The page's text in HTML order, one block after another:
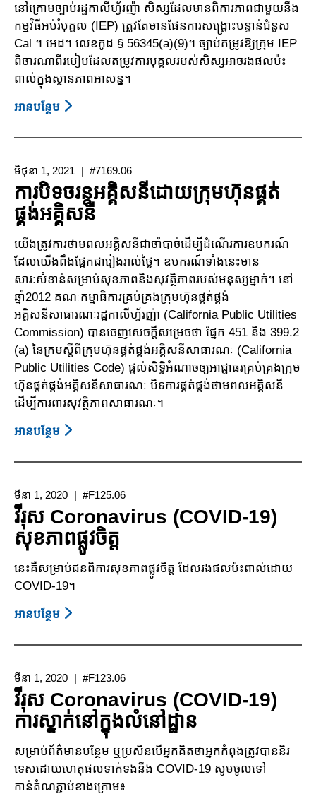
នៅក្រោមច្បាប់រដ្ឋកាលីហ្វ័រញ៉ា សិស្សដែលមានពិការភាពជាមួយនឹង
កម្មវិធីអប់រំបុគ្គល (IEP) ត្រូវតែមានផែនការសង្គ្រោះបន្ទាន់ជំនួស
Cal ។ អេដ។ លេខកូដ § 56345(a)(9)។ ច្បាប់តម្រូវឱ្យក្រុម IEP
ពិចារណាពីរបៀបដែលតម្រូវការបុគ្គលរបស់សិស្សអាចរងផលប៉ះ
ពាល់ក្នុងស្ថានភាពអាសន្ន។
អាន​បន្ថែម About
សង្គ្រោះ
សម្រាប់
IEPs
មិថុនា 1, 2021 #7169.06
ការបិទចរន្តអគ្គិសនីដោយក្រុមហ៊ុនផ្គត់
ផ្គង់អគ្គិសនី
យើងត្រូវការថាមពលអគ្គិសនីជាចាំបាច់ដើម្បីដំណើរការឧបករណ៍
ដែល​យើង​ពឹងផ្អែកជារៀងរាល់ថ្ងៃ។ ឧបករណ៍ទាំងនេះមាន
សារៈសំខាន់សម្រាប់សុខភា​ព​​​និងសុវត្ថិភាពរបស់​មនុស្សម្នាក់។ នៅ
ឆ្នាំ2012 គណៈកម្មាធិការគ្រប់គ្រងក្រុមហ៊ុ​នផ្គត់ផ្គង់
អគ្គិសនីសាធារណៈរដ្ឋកាលីហ្វ័រញ៉ា​ (California Public Utilities
Commission) បានចេញសេចក្ដីសម្រេចថា ផ្នែក 451 និង 399.2
(a) នៃក្រមស្ដីពី​ក្រុមហ៊ុនផ្គត់ផ្គង់អគ្គិសនី​សាធារណៈ (California
Public Utilities Code) ផ្ដល់សិទ្ធិអំណាចឲ្យអាជ្ញាធរគ្រប់គ្រង​ក្រុម
ហ៊ុនផ្គត់ផ្គង់អគ្គិសនីសាធារ​ណៈ បិទការផ្គត់ផ្គង់ថាមពលអគ្គិសនី​
ដើម្បីការពារសុវត្ថិភាពសាធារណៈ។
អាន​បន្ថែម About
ចរន្ត
ដោយ
ក្រុម
ហ៊ុន
ផ្គង់
អគ្គិសនី
មីនា 1, 2020 #F125.06
វីរុស Coronavirus (COVID-19)
សុខភាព​ផ្លូវ​ចិត្ត
នេះគឺសម្រាប់ជនពិការសុខភាពផ្លូវចិត្ត ដែលរងផលប៉ះពាល់ដោយ
COVID-19។
អាន​បន្ថែម About
Coronavirus
19)
សុខ
ភាព​
ចិត្ត
មីនា 1, 2020 #F123.06
វីរុស Coronavirus (COVID-19)
ការស្នាក់​នៅក្នុង​លំនៅដ្ឋាន​
សម្រាប់ព័ត៌មានបន្ថែម ឬប្រសិនបើអ្នកគិតថាអ្នកកំពុងត្រូវបាននិរ
ទេសដោយហេតុផលទាក់ទងនឹង COVID-19 សូមចូលទៅ
កាន់តំណភ្ជាប់ខាងក្រោម៖